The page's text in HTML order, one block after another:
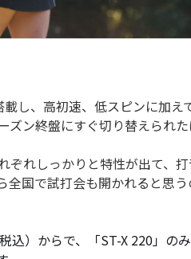
し、高初速、低スピンに加え
ズン終盤にすぐ切り替えられた
ぞれしっかりと特性が出て、
全国で試打会も開かれると思
込）からで、「ST-X 220」のみ